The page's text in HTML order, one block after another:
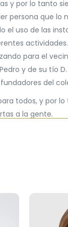
y por lo tanto
persona que lo
el uso de las
para el
y de su tío
del
todos, y por
a la gente.